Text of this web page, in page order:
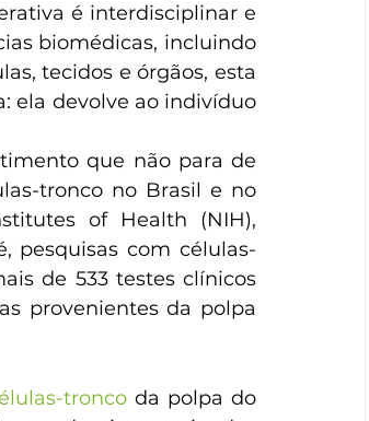
é interdisciplinar e
biomédicas, incluindo
tecidos e órgãos, esta
ela devolve ao indivíduo
que não para de
tronco no Brasil e no
of Health (NIH),
pesquisas com células-
de 533 testes clínicos
provenientes da polpa
tronco da polpa do